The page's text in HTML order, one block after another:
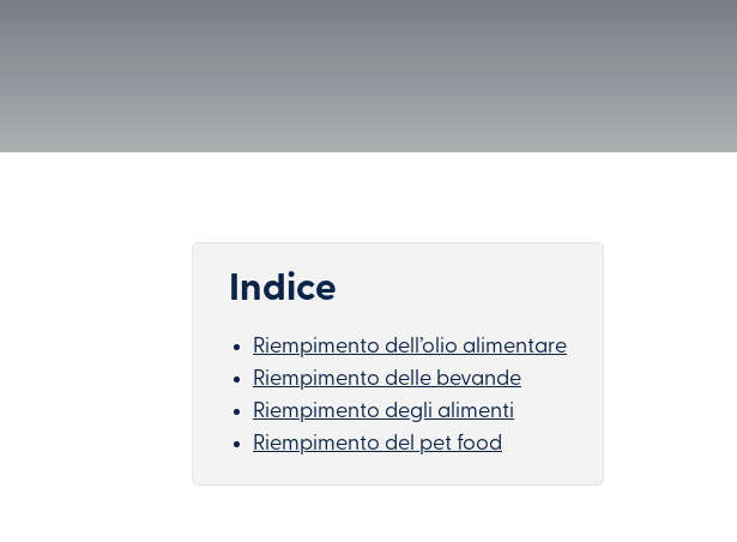
Responsabilità d’Impresa
Indice
Riempimento dell’olio alimentare
Riempimento delle bevande
Riempimento degli alimenti
Riempimento del pet food